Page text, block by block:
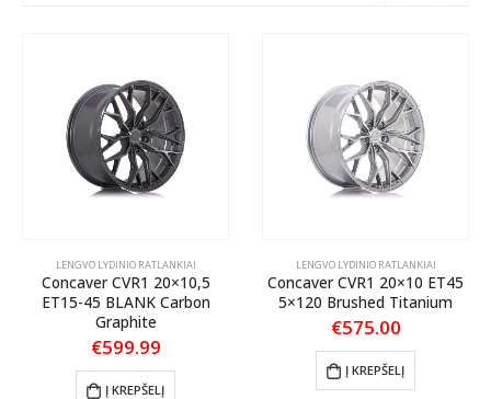
LENGVO LYDINIO RATLANKIAI
Concaver CVR1 20×10,5
ET15-45 BLANK Carbon
Graphite
€599.99
Į KREPŠELĮ
LENGVO LYDINIO RATLANKIAI
Concaver CVR1 20×10 ET45
5×120 Brushed Titanium
€575.00
Į KREPŠELĮ